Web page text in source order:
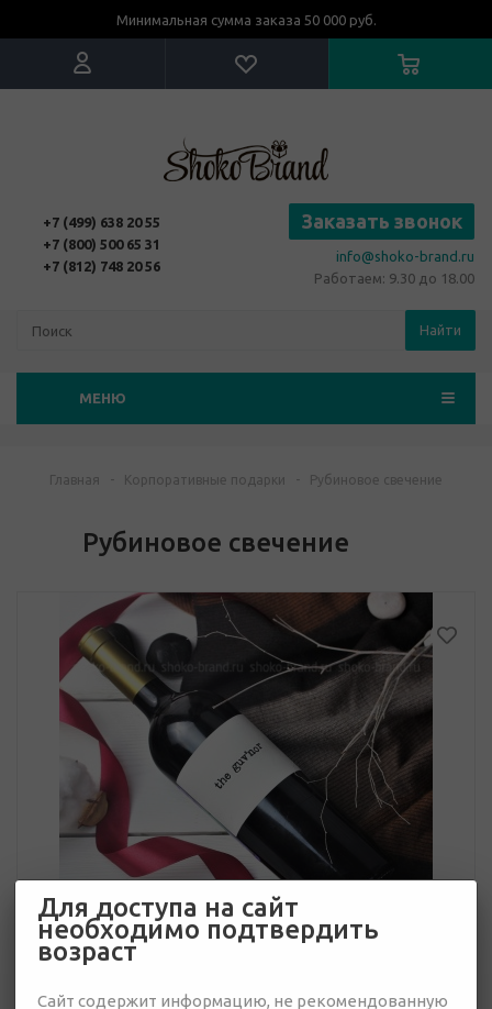
Минимальная сумма заказа 50 000 руб.
+7 (499) 638 20 55
+7 (800) 500 65 31
+7 (812) 748 20 56
Заказать звонок
info@shoko-brand.ru
Работаем: 9.30 до 18.00
Найти
МЕНЮ
Главная - Корпоративные подарки - Рубиновое свечение
Рубиновое свечение
Для доступа на сайт
необходимо подтвердить
возраст
Сайт содержит информацию, не рекомендованную